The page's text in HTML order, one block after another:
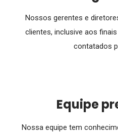
Nossos gerentes e
clientes, inclusive aos
contatados
Equipe
Nossa equipe tem